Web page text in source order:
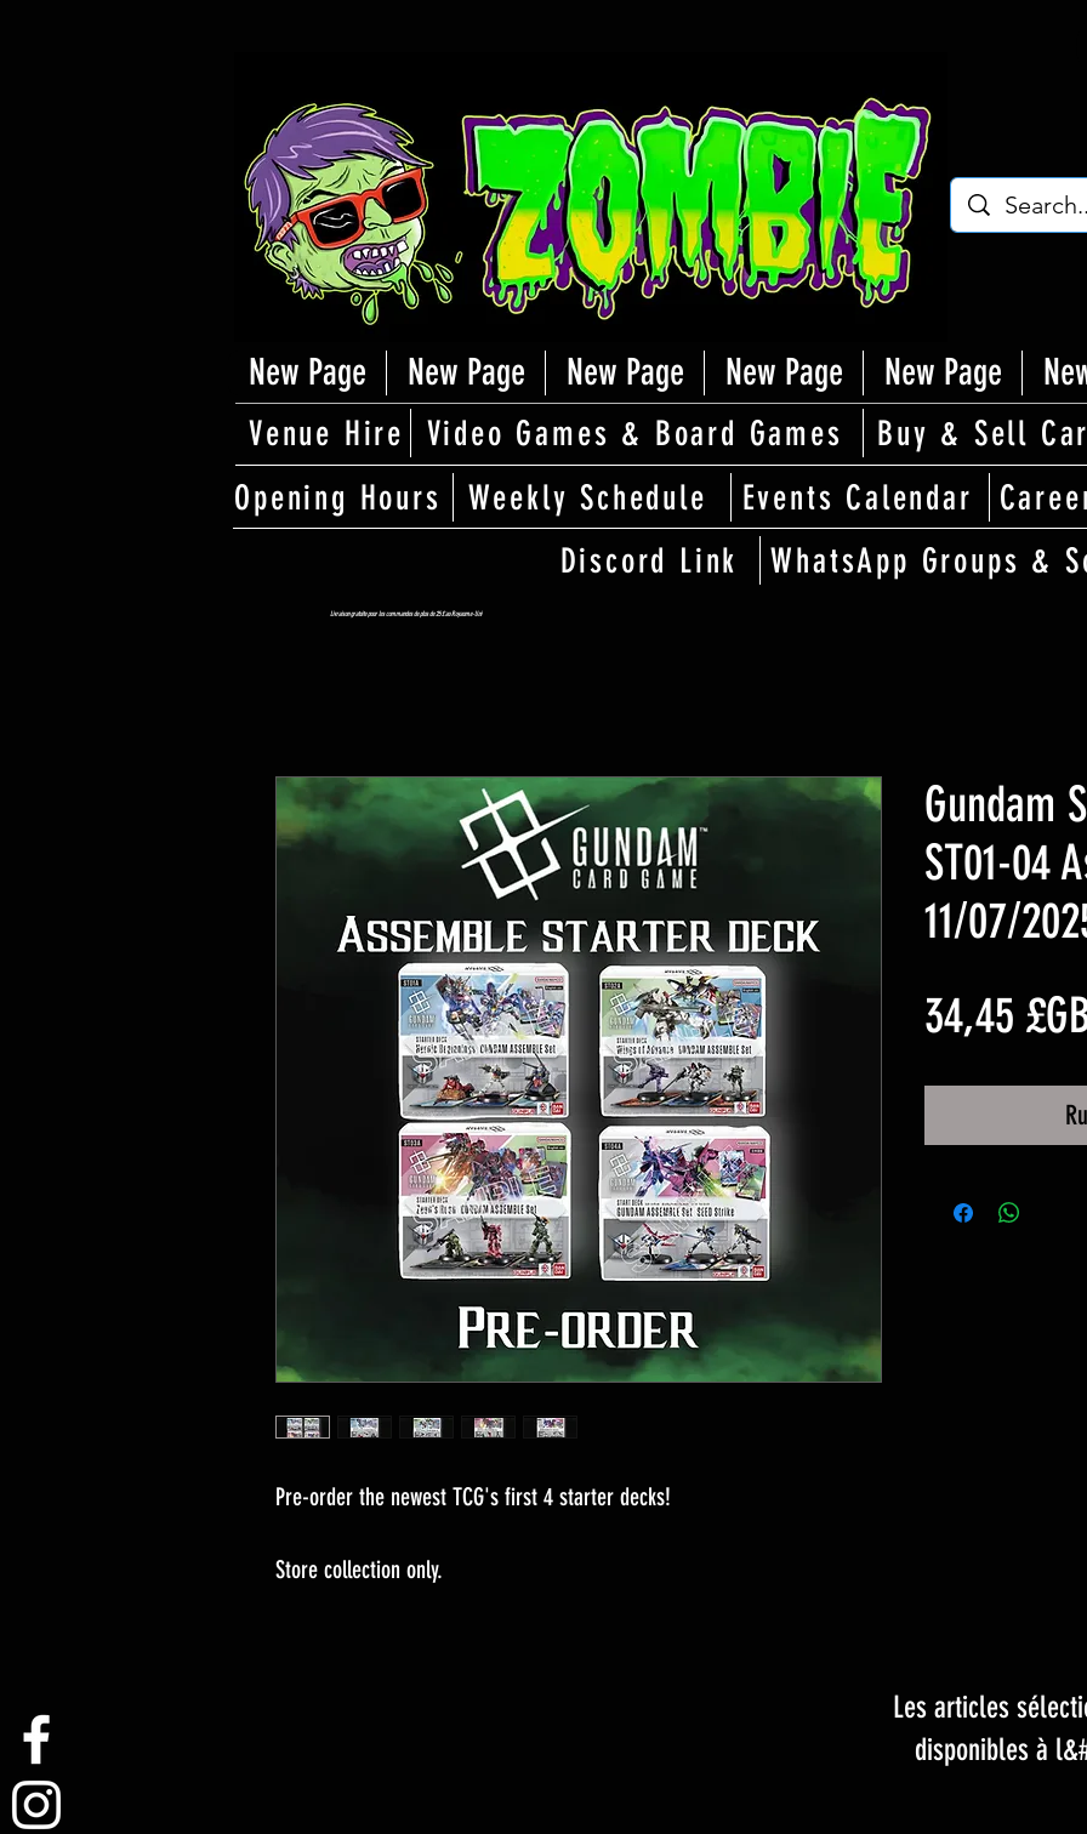
New Page New Page New Page New Page New Page
Venue Hire Video Games & Board Games Buy & Sell
Opening Hours
Weekly Schedule Events Calendar
Discord Link
WhatsApp Groups &
Pre-order the newest TCG's first 4 starter decks!
Store collection only.
Gundam
ST01-04
11/07/
34,45
Livraison gratuite pour les commandes de plus de 25 £ au Royaume-Uni
Les articles
disponibles à